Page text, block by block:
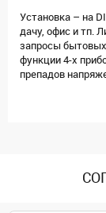
Установка – на
дачу, офис и тп.
запросы
функции 4-х
препадов